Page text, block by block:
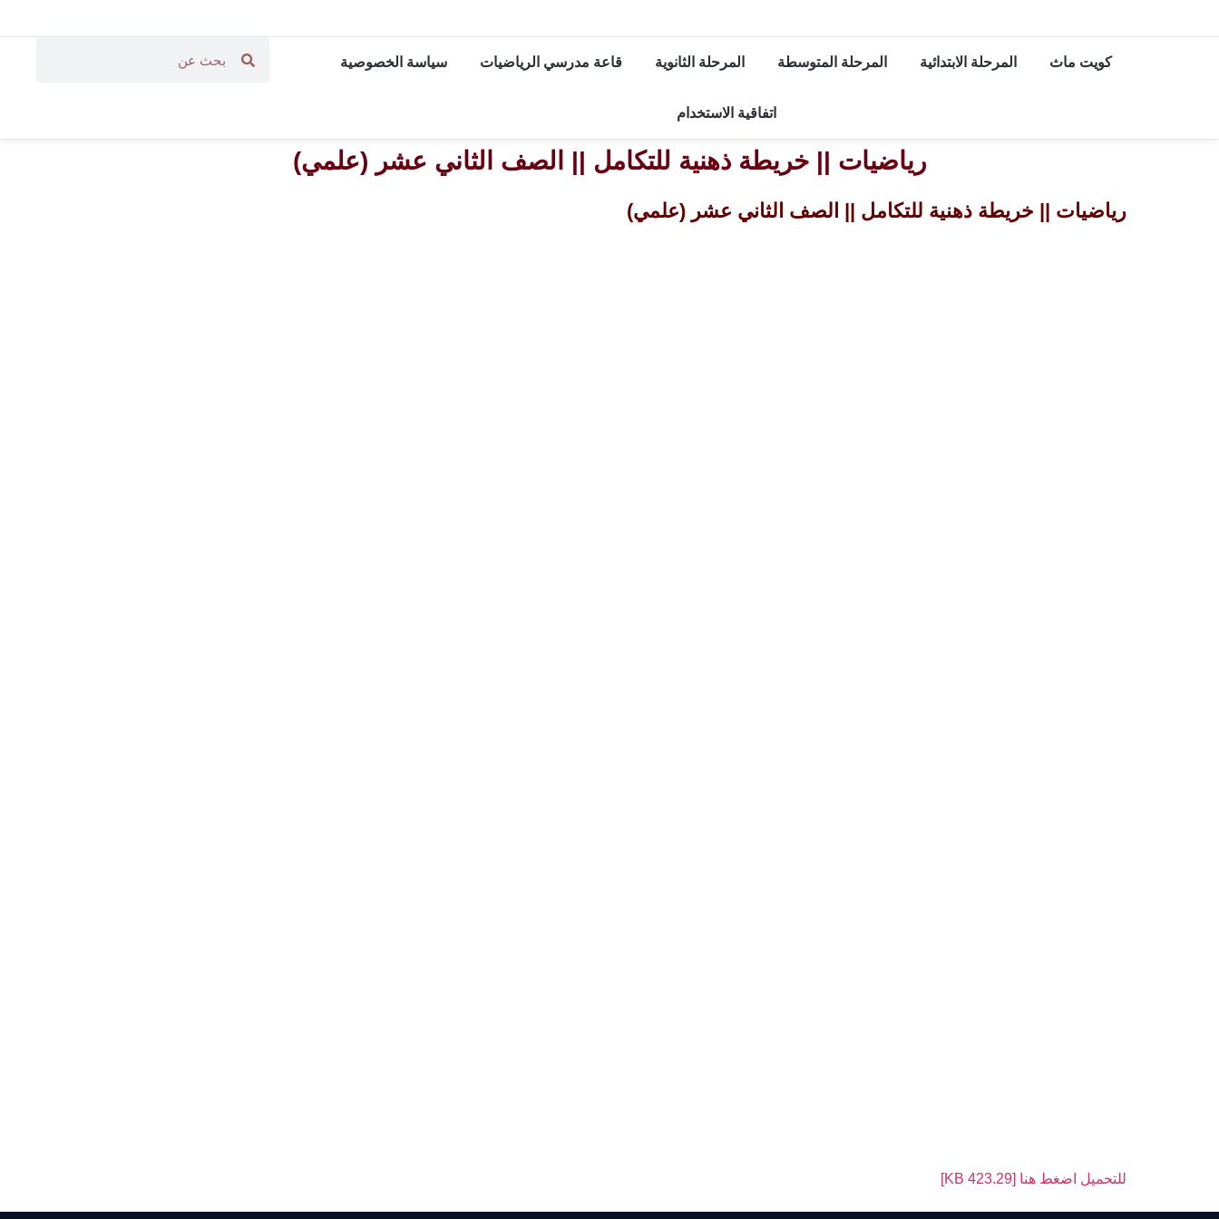
كويت ماث المرحلة الابتدائية المرحلة المتوسطة المرحلة الثانوية قاعة مدرسي الرياضيات سياسة الخصوصية
اتفاقية الاستخدام
رياضيات || خريطة ذهنية للتكامل || الصف الثاني عشر (علمي)
رياضيات || خريطة ذهنية للتكامل || الصف الثاني عشر (علمي)
للتحميل اضغط هنا [423.29 KB]